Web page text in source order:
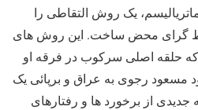
یک روش التقاطی را
گرای محض ساخت. این روش های
که حلقه اصلی سرکوب در فرقه او
مسعود رجوی به عراق و برپائی یک
از برخورد ها و رفتارهای